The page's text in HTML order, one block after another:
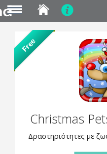
content
Free
Christmas
Δραστηριότητες με